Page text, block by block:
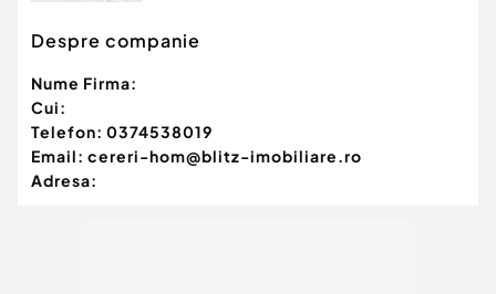
Despre companie
Nume Firma:
Cui:
Telefon: 0374538019
Email: cereri-hom@blitz-imobiliare.ro
Adresa: